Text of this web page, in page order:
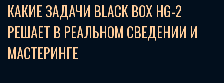
КАКИЕ ЗАДАЧИ BLACK BOX HG-2
РЕШАЕТ В РЕАЛЬНОМ СВЕДЕНИИ И
МАСТЕРИНГЕ